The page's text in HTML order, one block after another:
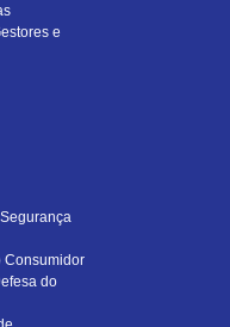
e
Consumidor
do